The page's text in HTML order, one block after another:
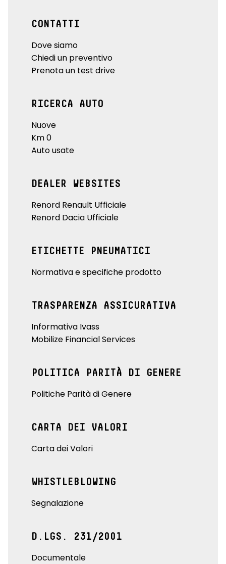
CONTATTI
Dove siamo
Chiedi un preventivo
Prenota un test drive
RICERCA AUTO
Nuove
Km 0
Auto usate
DEALER WEBSITES
Renord Renault Ufficiale
Renord Dacia Ufficiale
ETICHETTE PNEUMATICI
Normativa e specifiche prodotto
TRASPARENZA ASSICURATIVA
Informativa Ivass
Mobilize Financial Services
POLITICA PARITÀ DI GENERE
Politiche Parità di Genere
CARTA DEI VALORI
Carta dei Valori
WHISTLEBLOWING
Segnalazione
D.LGS. 231/2001
Documentale